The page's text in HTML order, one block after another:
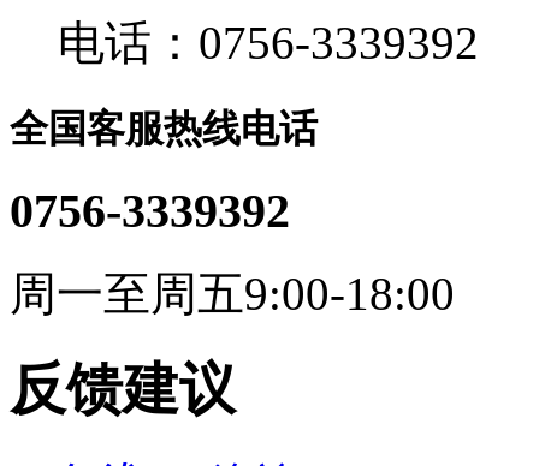
电话：0756-3339392
全国客服热线电话
0756-3339392
周一至周五9:00-18:00
反馈建议